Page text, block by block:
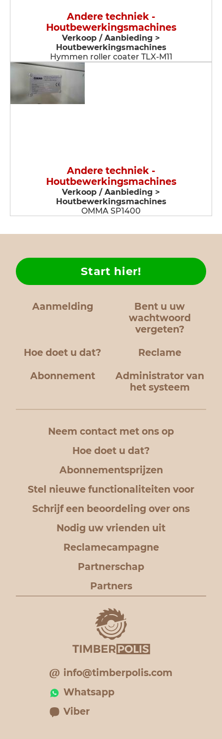
Andere techniek -
Houtbewerkingsmachines
Verkoop / Aanbieding >
Houtbewerkingsmachines
Hymmen roller coater TLX-M11
Andere techniek -
Houtbewerkingsmachines
Verkoop / Aanbieding >
Houtbewerkingsmachines
OMMA SP1400
Aanmelding
Bent u uw
wachtwoord
vergeten?
Hoe doet u dat?
Start hier!
Reclame
Abonnement
Administrator van
het systeem
Neem contact met ons op
Hoe doet u dat?
Abonnementsprijzen
Stel nieuwe functionaliteiten voor
Schrijf een beoordeling over ons
Nodig uw vrienden uit
Reclamecampagne
Partnerschap
Partners
info@timberpolis.com
Whatsapp
Viber